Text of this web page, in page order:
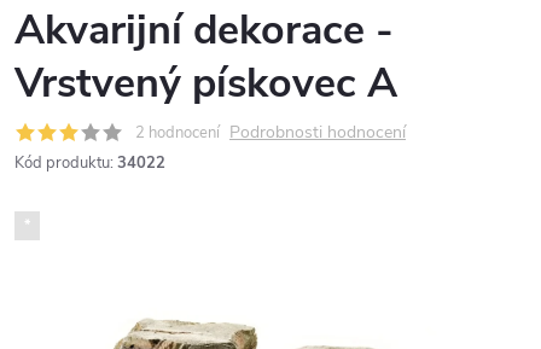
Akvarijní dekorace -
Vrstvený pískovec A
2 hodnocení Podrobnosti hodnocení
Kód produktu: 34022
*